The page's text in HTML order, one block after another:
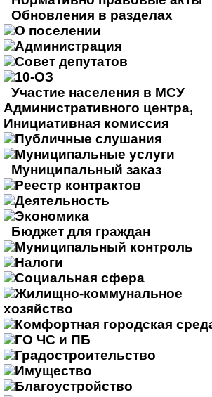
Обновления в разделах
О поселении
Администрация
Совет депутатов
10-ОЗ
Участие населения в МСУ
Административного центра,
Инициативная комиссия
Публичные слушания
Муниципальные услуги
Муниципальный заказ
Реестр контрактов
Деятельность
Экономика
Бюджет для граждан
Муниципальный контроль
Налоги
Социальная сфера
Жилищно-коммунальное
хозяйство
Комфортная городская
ГО ЧС и ПБ
Градостроительство
Имущество
Благоустройство